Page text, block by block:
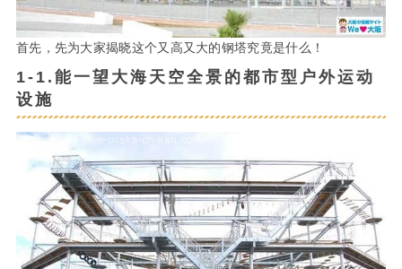
首先，先为大家揭晓这个又高又大的钢塔究竟是什么！
1-1.能一望大海天空全景的都市型户外运动
设施